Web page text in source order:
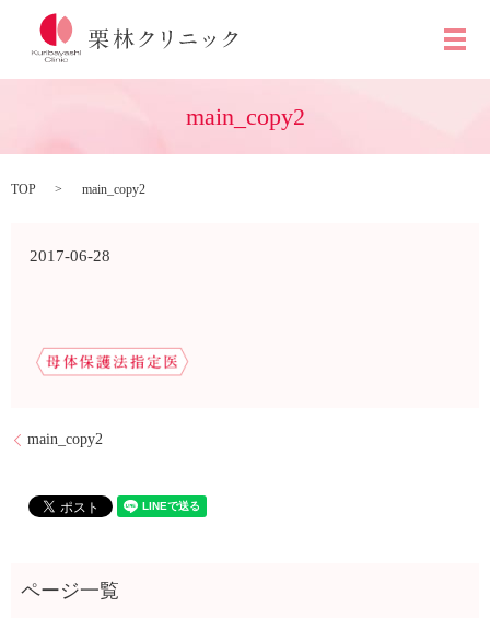
メ
main_copy2
TOP main_copy2
2017-06-28
main_copy2